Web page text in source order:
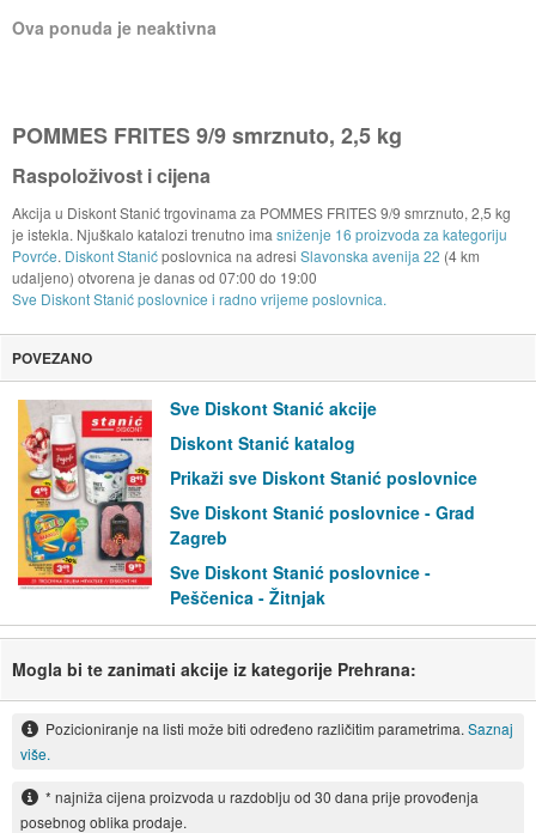
Ova ponuda je neaktivna
POMMES FRITES 9/9 smrznuto, 2,5 kg
Raspoloživost i cijena
Akcija u Diskont Stanić trgovinama za POMMES FRITES 9/9 smrznuto, 2,5 kg
je istekla. Njuškalo katalozi trenutno ima sniženje 16 proizvoda za kategoriju
Povrće. Diskont Stanićposlovnica na adresi Slavonska avenija 22 (4 km
udaljeno) otvorena je danas od 07:00 do 19:00
Sve Diskont Stanić poslovnice i radno vrijeme poslovnica.
POVEZANO
Sve Diskont Stanić akcije
Diskont Stanić katalog
Prikaži sve Diskont Stanić poslovnice
Sve Diskont Stanić poslovnice - Grad
Zagreb
Sve Diskont Stanić poslovnice -
Peščenica - Žitnjak
Mogla bi te zanimati akcije iz kategorije Prehrana:
Pozicioniranje na listi može biti određeno različitim parametrima. Saznaj
više.
* najniža cijena proizvoda u razdoblju od 30 dana prije provođenja
posebnog oblika prodaje.